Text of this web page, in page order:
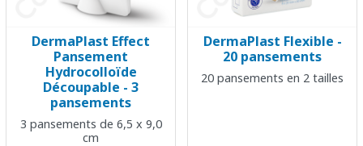
DermaPlast Effect
Pansement
Hydrocolloïde
Découpable - 3
pansements
3 pansements de 6,5 x 9,0
cm
DermaPlast Flexible -
20 pansements
20 pansements en 2 tailles